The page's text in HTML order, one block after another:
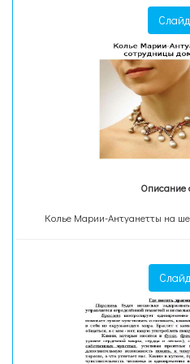
Описание
Колье Марии-Антуанетты на